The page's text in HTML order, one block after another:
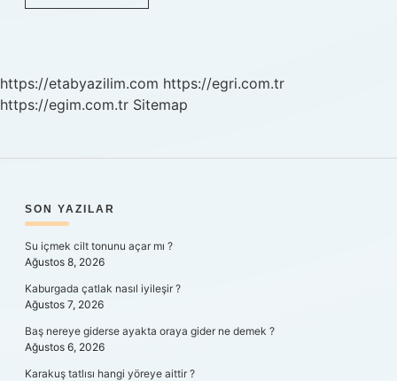
Tane
https://etabyazilim.com https://egri.com.tr
https://egim.com.tr Sitemap
SIDEBAR
SON YAZILAR
Su içmek cilt tonunu açar mı ?
Ağustos 8, 2026
Kaburgada çatlak nasıl iyileşir ?
Ağustos 7, 2026
Baş nereye giderse ayakta oraya gider ne demek ?
Ağustos 6, 2026
Karakuş tatlısı hangi yöreye aittir ?